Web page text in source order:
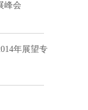
峰会
年展望专